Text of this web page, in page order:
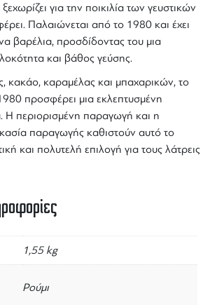
ξεχωρίζει για την ποικιλία των γευστικών
Παλαιώνεται από το 1980 και έχει
βαρέλια, προσδίδοντας του μια
και βάθος γεύσης.
κακάο, καραμέλας και μπαχαρικών, το
προσφέρει μια εκλεπτυσμένη
Η περιορισμένη παραγωγή και η
παραγωγής καθιστούν αυτό το
και πολυτελή επιλογή για τους λάτρεις
1,55 kg
Ρούμι